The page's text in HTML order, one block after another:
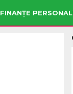
FINANȚE